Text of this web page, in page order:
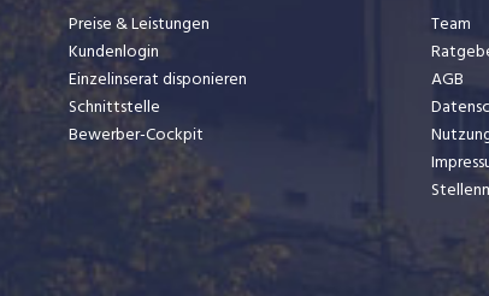
Preise & Leistungen
Kundenlogin
Einzelinserat disponieren
Schnittstelle
Bewerber-Cockpit
Team
AGB